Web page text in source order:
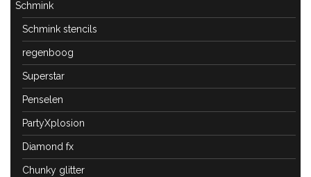
Schmink
Schmink stencils
regenboog
Superstar
Penselen
PartyXplosion
Diamond fx
Chunky glitter